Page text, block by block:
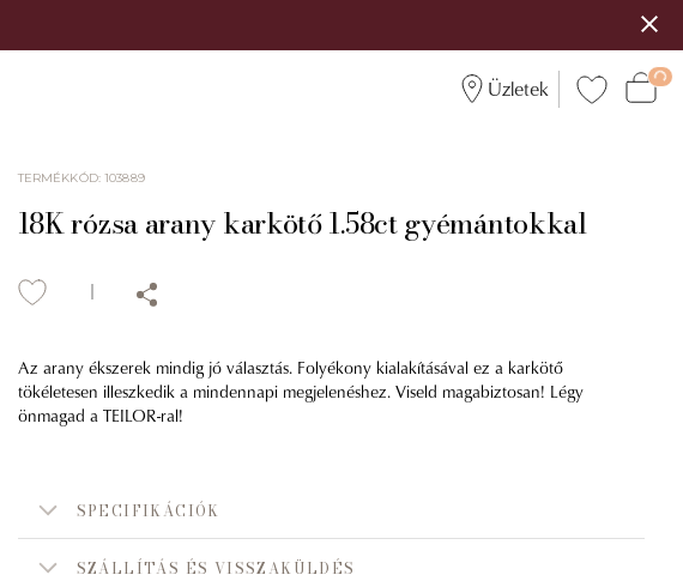
Üzletek
TERMÉKKÓD:103889
18K rózsa arany karkötő 1.58ct gyémántokkal
Az arany ékszerek mindig jó választás. Folyékony kialakításával ez a karkötő
tökéletesen illeszkedik a mindennapi megjelenéshez. Viseld magabiztosan! Légy
önmagad a TEILOR-ral!
SPECIFIKÁCIÓK
SZÁLLÍTÁS ÉS VISSZAKÜLDÉS